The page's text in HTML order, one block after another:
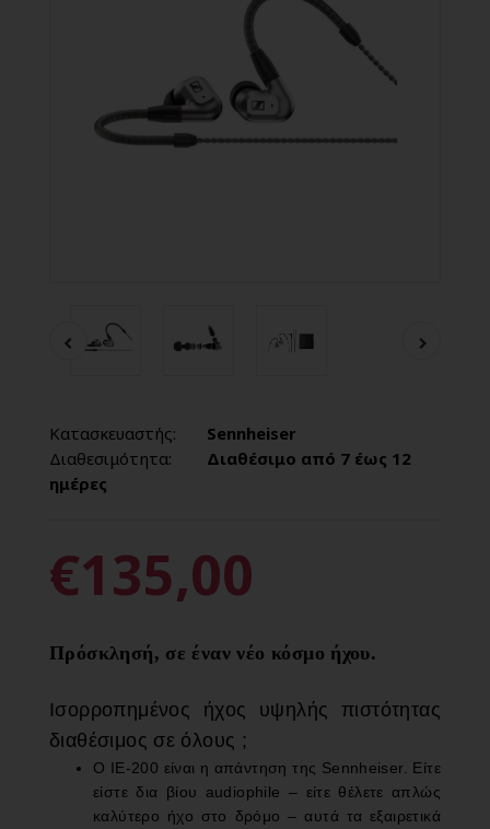
Κατασκευαστής:
Sennheiser
Διαθεσιμότητα:
Διαθέσιμο από 7 έως 12
ημέρες
€135,00
Πρόσκλησή, σε έναν νέο κόσμο ήχου.
Ισορροπημένος ήχος υψηλής πιστότητας
διαθέσιμος σε όλους ;
Ο IE-200 είναι η απάντηση της Sennheiser. Είτε
είστε δια βίου audiophile – είτε θέλετε απλώς
καλύτερο ήχο στο δρόμο – αυτά τα εξαιρετικά